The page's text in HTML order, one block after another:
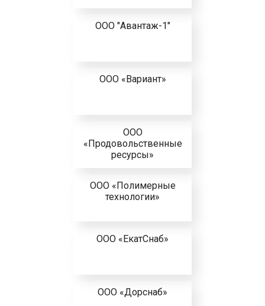
ООО "Авантаж-1"
ООО «Вариант»
ООО
«Продовольственные
ресурсы»
ООО «Полимерные
технологии»
ООО «ЕкатСнаб»
ООО «Дорснаб»